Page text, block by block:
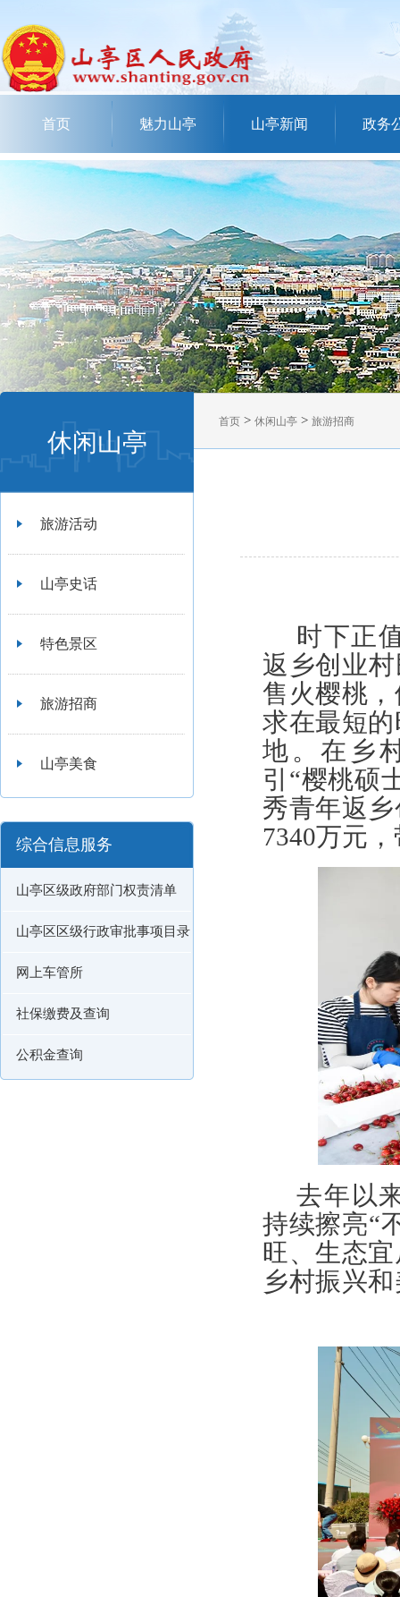
首页 魅力山亭 山亭新闻 政务
休闲山亭
旅游活动
山亭史话
特色景区
旅游招商
山亭美食
综合信息服务
山亭区级政府部门权责清单
山亭区区级行政审批事项目录
网上车管所
社保缴费及查询
公积金查询
首页 > 休闲山亭 > 旅游招商
时下正
返乡创业
售火樱桃
求在最短
地。在乡
引“樱桃硕
秀青年返
7340万元
去年以
持续擦亮“
旺、生态
乡村振兴